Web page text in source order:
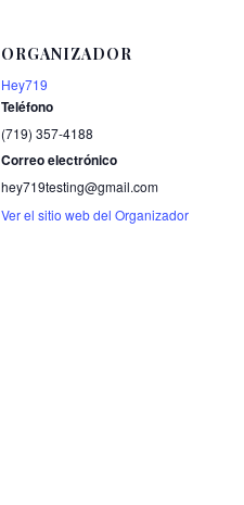
ORGANIZADOR
Hey719
Teléfono
(719) 357-4188
Correo electrónico
hey719testing@gmail.com
Ver el sitio web del Organizador